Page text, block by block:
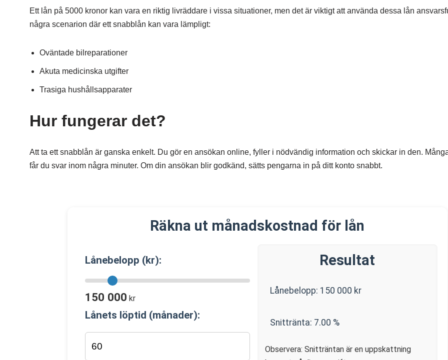
Ett lån på 5000 kronor kan vara en riktig livräddare i vissa situationer, men det är viktigt att använda dessa lån
några scenarion där ett snabblån kan vara lämpligt:
Oväntade bilreparationer
Akuta medicinska utgifter
Trasiga hushållsapparater
Hur fungerar det?
Att ta ett snabblån är ganska enkelt. Du gör en ansökan online, fyller i nödvändig information och skickar in den.
får du svar inom några minuter. Om din ansökan blir godkänd, sätts pengarna in på ditt konto snabbt.
Räkna ut månadskostnad för lån
Lånebelopp (kr):
150 000 kr
Lånets löptid (månader):
Resultat
Lånebelopp: 150 000 kr
Snittränta: 7.00 %
Observera: Snitträntan är en uppskattning